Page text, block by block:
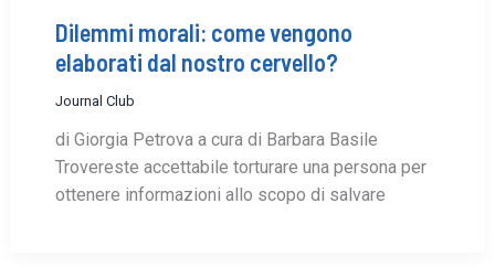
Dilemmi morali: come vengono
elaborati dal nostro cervello?
Journal Club
di Giorgia Petrova a cura di Barbara Basile
Trovereste accettabile torturare una persona per
ottenere informazioni allo scopo di salvare